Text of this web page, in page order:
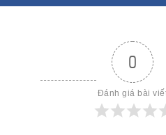
0
Đánh giá bài